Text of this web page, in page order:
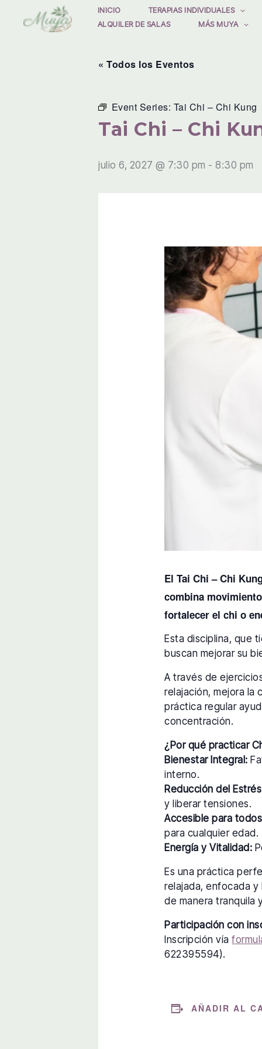
INICIO TERAPIAS INDIVIDUALES
ALQUILER DE SALAS
MÁS MUYA
« Todos los Eventos
Event Series: Tai Chi – Chi Kung
Tai Chi – Chi
julio 6, 2027 @ 7:30 pm - 8:30 pm
El Tai Chi – Chi
combina
fortalecer el chi o
Esta disciplina, que
buscan mejorar su
A través de
relajación, mejora la
práctica regular
concentración.
¿Por qué practicar
Bienestar Integral:
interno.
Reducción del
y liberar tensiones.
Accesible para
para cualquier edad.
Energía y Vitalidad:
Es una práctica
relajada, enfocada
de manera tranquila
Participación con
Inscripción vía
622395594).
AÑADIR AL